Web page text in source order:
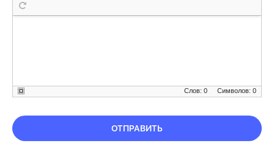
Символов: 0
Слов: 0
ОТПРАВИТЬ